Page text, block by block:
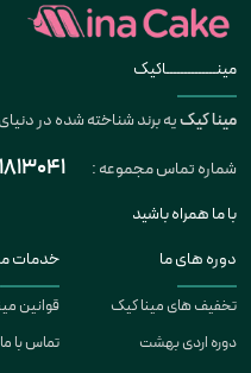
مینــــــــــــــاکیک
مینا کیکیه برند شناخته شده در
شماره تماس مجموعه :
با ما همراه باشید
دوره های ما
تخفیف های مینا کیک
دوره اردی بهشت
خدمات
قوانین
تماس با ما